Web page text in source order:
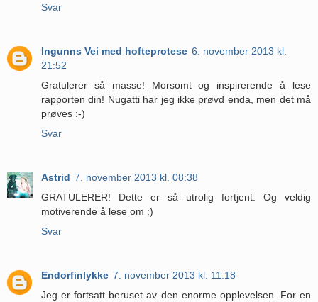
Svar
Ingunns Vei med hofteprotese 6. november 2013 kl.
21:52
Gratulerer så masse! Morsomt og inspirerende å lese
rapporten din! Nugatti har jeg ikke prøvd enda, men det må
prøves :-)
Svar
Astrid 7. november 2013 kl. 08:38
GRATULERER! Dette er så utrolig fortjent. Og veldig
motiverende å lese om :)
Svar
Endorfinlykke 7. november 2013 kl. 11:18
Jeg er fortsatt beruset av den enorme opplevelsen. For en